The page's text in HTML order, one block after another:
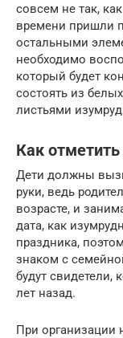
совсем не так,
времени пришли
остальными
необходимо
который будет
состоять из
листьями
Как
Дети должны
руки, ведь
возрасте, и
дата, как
праздника,
знаком с
будут свидетели,
лет назад.
При организации